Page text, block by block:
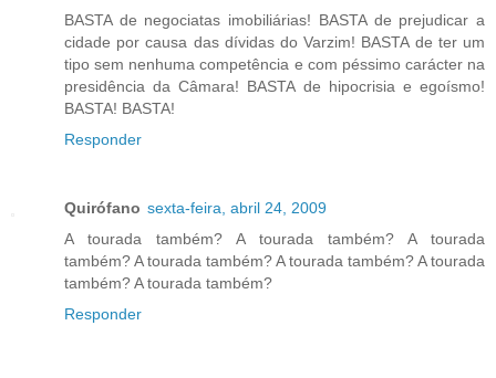
BASTA de negociatas imobiliárias! BASTA de prejudicar a
cidade por causa das dívidas do Varzim! BASTA de ter um
tipo sem nenhuma competência e com péssimo carácter na
presidência da Câmara! BASTA de hipocrisia e egoísmo!
BASTA! BASTA!
Responder
Quirófano sexta-feira, abril 24, 2009
A tourada também? A tourada também? A tourada
também? A tourada também? A tourada também? A tourada
também? A tourada também?
Responder